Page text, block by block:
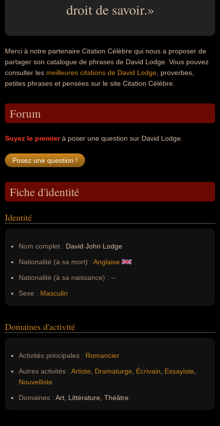
droit de savoir.
Merci à notre partenaire Citation Célèbre qui nous a proposer de
partager son catalogue de phrases de David Lodge. Vous pouvez
consulter les meilleures citations de David Lodge , proverbes,
petites phrases et pensées sur le site Citation Célèbre.
Forum
Soyez le premierà poser une question sur David Lodge.
Fiche d'identité
Identité
Nom complet : David John Lodge
Nationalité (à sa mort) : Anglaise
Nationalité (à sa naissance) : --
Sexe : Masculin
Domaines d'activité
Activités principales : Romancier
Autres activités : Artiste Dramaturge Écrivain Essayiste
Nouvelliste
Domaines : Art, Littérature, Théâtre